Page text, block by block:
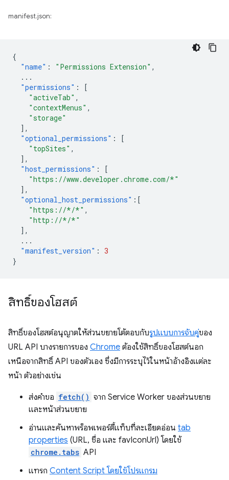
manifest.json:
{
"name" : "Permissions Extension" ,
...
"permissions" :
[
"activeTab" ,
"contextMenus" ,
"storage"
],
"optional_permissions" :
[
"topSites" ,
],
"host_permissions" :
[
"https://www.developer.chrome.com/*"
],
"optional_host_permissions" :[
"https://*/*" ,
"http://*/*"
],
...
"manifest_version" : 3
}
สิทธิ์ของโฮสต์
สิทธิ์ของโฮสต์อนุญาตให้ส่วนขยายโต้ตอบกับรูปแบบการจับคู่ของ
URL API บางรายการของ Chrome ต้องใช้สิทธิ์ของโฮสต์นอก
เหนือจากสิทธิ์ API ของตัวเอง ซึ่งมีการระบุไว้ในหน้าอ้างอิงแต่ละ
หน้า ตัวอย่างเช่น
ส่งคำขอ fetch() จาก Service Worker ของส่วนขยาย
และหน้าส่วนขยาย
อ่านและค้นหาพร็อพเพอร์ตี้แท็บที่ละเอียดอ่อน tab
properties (URL, ชื่อ และ favIconUrl) โดยใช้
chrome.tabs API
แทรก Content Script โดยใช้โปรแกรม